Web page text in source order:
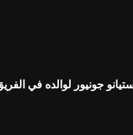
جونيور لوالده في